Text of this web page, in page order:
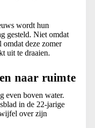
wordt hun
gesteld. Niet omdat
deze zomer
uit te draaien.
naar ruimte
even boven water.
in de 22-jarige
over zijn